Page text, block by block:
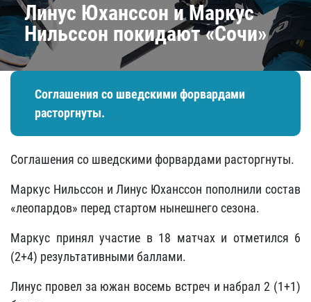
​Линус Юханссон и Маркус
Нильссон покидают «Сочи»
Соглашения со шведскими форвардами
расторгнуты.
Соглашения со шведскими форвардами расторгнуты.
Маркус Нильссон и Линус Юханссон пополнили состав
«леопардов» перед стартом нынешнего сезона.
Маркус принял участие в 18 матчах и отметился 6
(2+4) результативными баллами.
Линус провел за южан восемь встреч и набрал 2 (1+1)